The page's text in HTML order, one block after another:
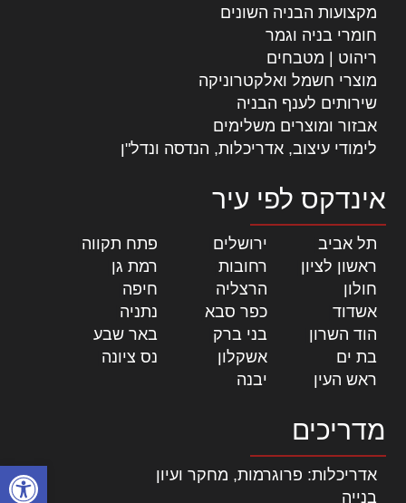
פתח
מקצועות הבניה השונים
חומרי בניה וגמר
ריהוט | מטבחים
מוצרי חשמל ואלקטרוניקה
שירותים לענף הבניה
אבזור ומוצרים משלימים
לימודי עיצוב, אדריכלות, הנדסה ונדל"ן
אינדקס לפי עיר
תל אביב ירושלים פתח תקווה
ראשון לציון
רחובות רמת גן
חולון
הרצליה חיפה
אשדוד
כפר סבא נתניה
הוד השרון
בני ברק באר שבע
בת ים
אשקלון נס ציונה
ראש העין
יבנה
מדריכים
אדריכלות: פרוגרמות, מחקר ועיון
בנייה